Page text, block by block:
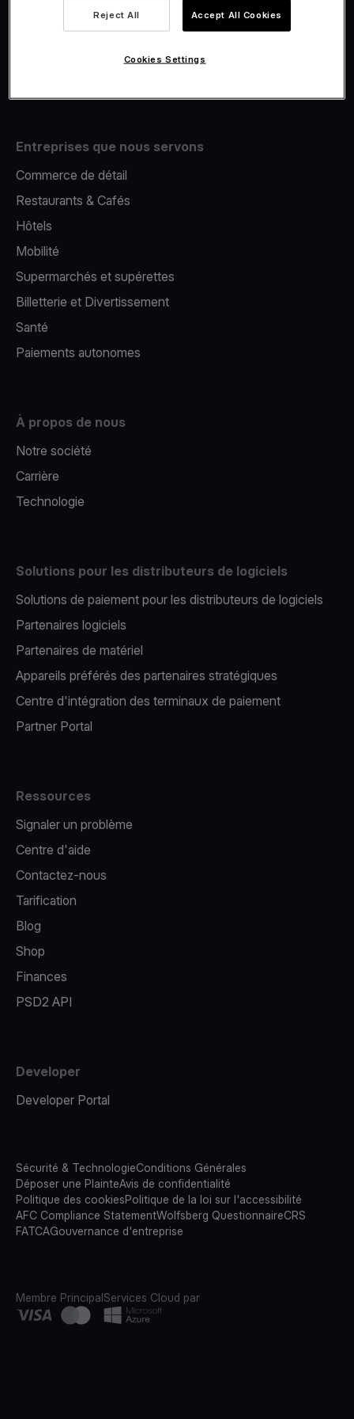
E-Reporting
Entreprises que nous servons
Commerce de détail
Restaurants & Cafés
Hôtels
Mobilité
Supermarchés et supérettes
Billetterie et Divertissement
Santé
Paiements autonomes
À propos de nous
Notre société
Carrière
Technologie
Solutions pour les distributeurs de logiciels
Solutions de paiement pour les distributeurs de logiciels
Partenaires logiciels
Partenaires de matériel
Appareils préférés des partenaires stratégiques
Centre d'intégration des terminaux de paiement
Partner Portal
Ressources
Signaler un problème
Centre d'aide
Contactez-nous
Tarification
Blog
Shop
Finances
PSD2 API
Developer
Developer Portal
Sécurité & TechnologieConditions Générales
Déposer une PlainteAvis de confidentialité
Politique des cookiesPolitique de la loi sur l'accessibilité
AFC Compliance StatementWolfsberg QuestionnaireCRS
FATCAGouvernance d'entreprise
Membre PrincipalServices Cloud par
Reject All Accept All Cookies
Cookies Settings